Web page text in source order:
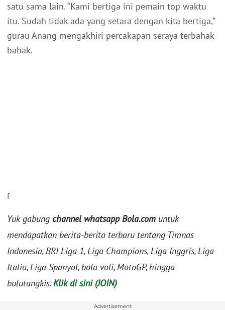
satu sama lain. “Kami bertiga ini pemain top waktu
itu. Sudah tidak ada yang setara dengan kita bertiga,”
gurau Anang mengakhiri percakapan seraya terbahak-
bahak.
f
Yuk gabung channel whatsapp Bola.com untuk
mendapatkan berita-berita terbaru tentang Timnas
Indonesia, BRI Liga 1, Liga Champions, Liga Inggris, Liga
Italia, Liga Spanyol, bola voli, MotoGP, hingga
bulutangkis. Klik di sini (JOIN)
Advertisement